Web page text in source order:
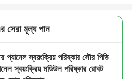
সেরা মূল্য পান
প্যানেল স্বয়ংক্রিয় পরিষ্কার সৌর পিভি
স্বয়ংক্রিয় মডিউল পরিষ্কার রোবট